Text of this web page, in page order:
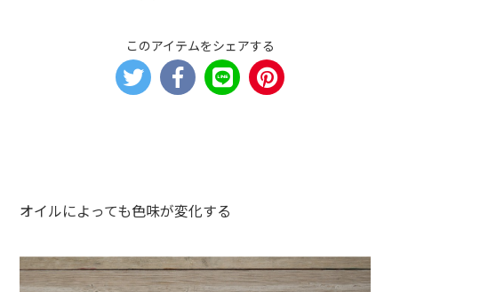
このアイテムをシェアする
オイルによっても色味が変化する